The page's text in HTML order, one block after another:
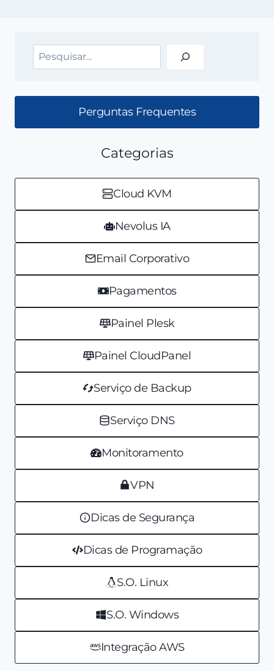
Pesquisar
Perguntas Frequentes
Categorias
Cloud KVM
Nevolus IA
Email Corporativo
Pagamentos
Painel Plesk
Painel CloudPanel
Serviço de Backup
Serviço DNS
Monitoramento
VPN
Dicas de Segurança
Dicas de Programação
S.O. Linux
S.O. Windows
Integração AWS